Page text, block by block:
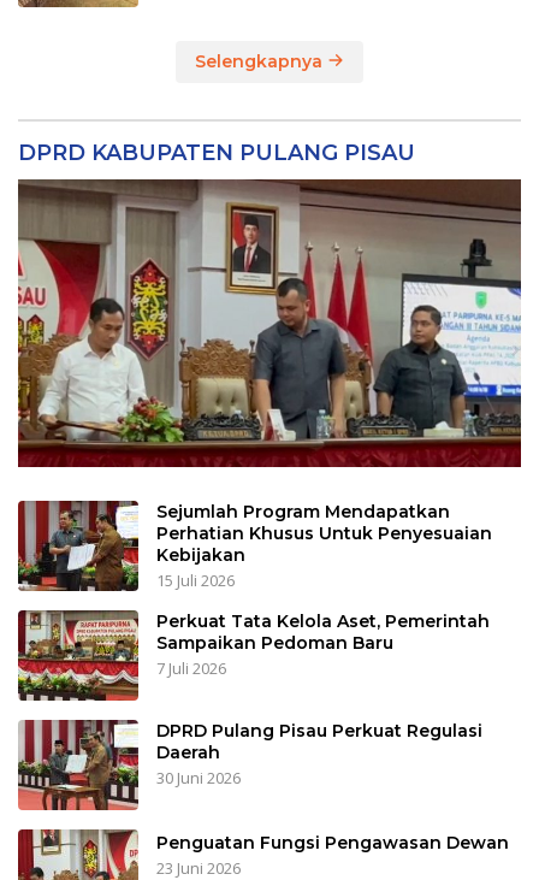
Selengkapnya
DPRD KABUPATEN PULANG PISAU
Sejumlah Program Mendapatkan
Perhatian Khusus Untuk Penyesuaian
Kebijakan
15 Juli 2026
Perkuat Tata Kelola Aset, Pemerintah
Sampaikan Pedoman Baru
7 Juli 2026
DPRD Pulang Pisau Perkuat Regulasi
Daerah
30 Juni 2026
Penguatan Fungsi Pengawasan Dewan
23 Juni 2026